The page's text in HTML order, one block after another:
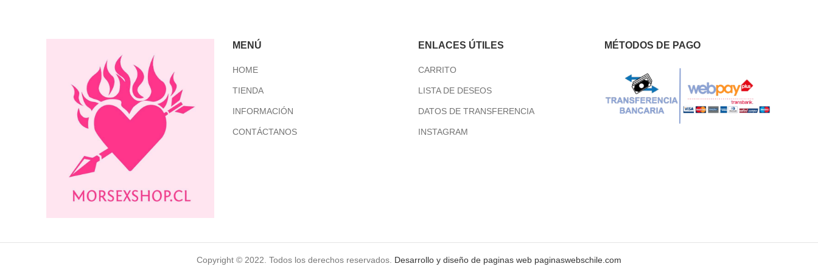
MENÚ
HOME
TIENDA
INFORMACIÓN
CONTÁCTANOS
ENLACES ÚTILES
CARRITO
LISTA DE DESEOS
DATOS DE TRANSFERENCIA
INSTAGRAM
MÉTODOS DE PAGO
Copyright © 2022. Todos los derechos reservados. Desarrollo y diseño de paginas web paginaswebschile.com